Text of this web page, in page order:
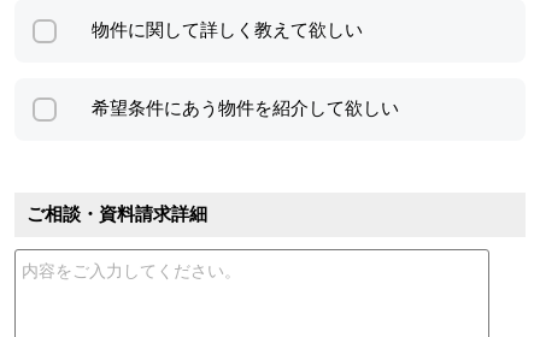
物件に関して詳しく教えて欲しい
希望条件にあう物件を紹介して欲しい
ご相談・資料請求詳細